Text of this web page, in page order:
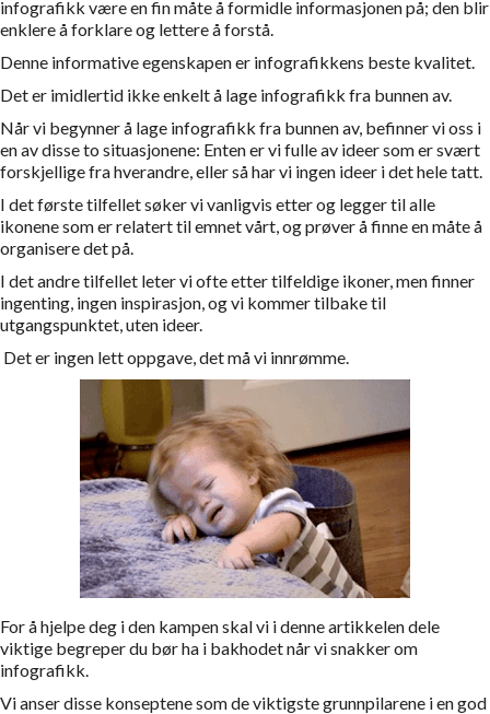
infografikk være en fin måte å formidle informasjonen på; den blir
enklere å forklare og lettere å forstå.
Denne informative egenskapen er infografikkens beste kvalitet.
Det er imidlertid ikke enkelt å lage infografikk fra bunnen av.
Når vi begynner å lage infografikk fra bunnen av, befinner vi oss i
en av disse to situasjonene: Enten er vi fulle av ideer som er svært
forskjellige fra hverandre, eller så har vi ingen ideer i det hele tatt.
I det første tilfellet søker vi vanligvis etter og legger til alle
ikonene som er relatert til emnet vårt, og prøver å finne en måte å
organisere det på.
I det andre tilfellet leter vi ofte etter tilfeldige ikoner, men finner
ingenting, ingen inspirasjon, og vi kommer tilbake til
utgangspunktet, uten ideer.
Det er ingen lett oppgave, det må vi innrømme.
For å hjelpe deg i den kampen skal vi i denne artikkelen dele
viktige begreper du bør ha i bakhodet når vi snakker om
infografikk.
Vi anser disse konseptene som de viktigste grunnpilarene i en god